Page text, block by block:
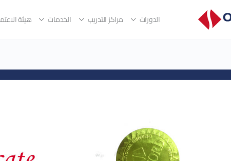
الدورات مراكز التدريب الخدمات هيئة